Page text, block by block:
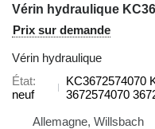
Prix sur demande
Vérin hydraulique
État
neuf
KC3672574070
3672574070
Allemagne, Willsbach